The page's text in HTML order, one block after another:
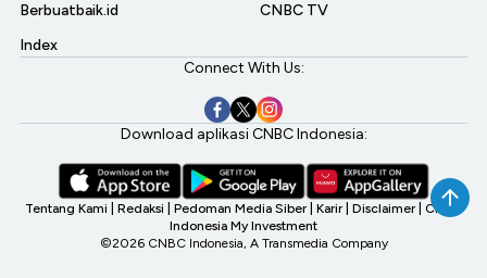
Berbuatbaik.id
Index
CNBC TV
Connect With Us:
Download aplikasi CNBC Indonesia:
Tentang Kami Redaksi Pedoman Media Siber Karir Disclaimer CNBC
Indonesia My Investment
©2026 CNBC Indonesia, A Transmedia Company